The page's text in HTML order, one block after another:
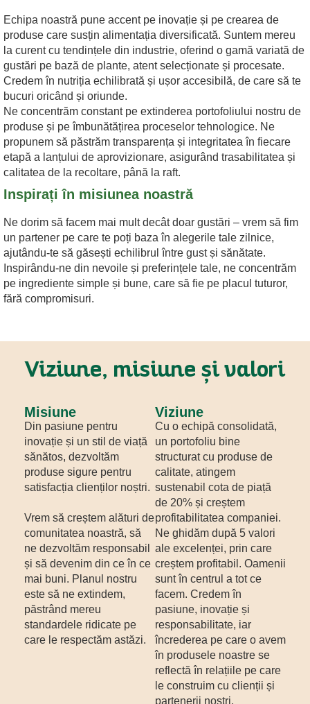
Echipa noastră pune accent pe inovație și pe crearea de
produse care susțin alimentația diversificată. Suntem mereu
la curent cu tendințele din industrie, oferind o gamă variată de
gustări pe bază de plante, atent selecționate și procesate.
Credem în nutriția echilibrată și ușor accesibilă, de care să te
bucuri oricând și oriunde.
Ne concentrăm constant pe extinderea portofoliului nostru de
produse și pe îmbunătățirea proceselor tehnologice. Ne
propunem să păstrăm transparența și integritatea în fiecare
etapă a lanțului de aprovizionare, asigurând trasabilitatea și
calitatea de la recoltare, până la raft.
Inspirați în misiunea noastră
Ne dorim să facem mai mult decât doar gustări – vrem să fim
un partener pe care te poți baza în alegerile tale zilnice,
ajutându-te să găsești echilibrul între gust și sănătate.
Inspirându-ne din nevoile și preferințele tale, ne concentrăm
pe ingrediente simple și bune, care să fie pe placul tuturor,
fără compromisuri.
Viziune, misiune și valori
Misiune
Din pasiune pentru
inovație și un stil de viață
sănătos, dezvoltăm
produse sigure pentru
satisfacția clienților noștri.
Vrem să creștem alături de
comunitatea noastră, să
ne dezvoltăm responsabil
și să devenim din ce în ce
mai buni. Planul nostru
este să ne extindem,
păstrând mereu
standardele ridicate pe
care le respectăm astăzi.
Viziune
Cu o echipă consolidată,
un portofoliu bine
structurat cu produse de
calitate, atingem
sustenabil cota de piață
de 20% și creștem
profitabilitatea companiei.
Ne ghidăm după 5 valori
ale excelenței, prin care
creștem profitabil. Oamenii
sunt în centrul a tot ce
facem. Credem în
pasiune, inovație și
responsabilitate, iar
încrederea pe care o avem
în produsele noastre se
reflectă în relațiile pe care
le construim cu clienții și
partenerii noștri.